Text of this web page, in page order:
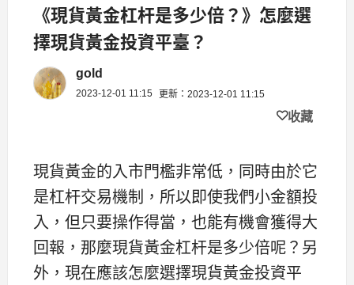
《現貨黃金杠杆是多少倍？》怎麼選
擇現貨黃金投資平臺？
gold
2023-12-01 11:15 更新：2023-12-01 11:15
收藏
現貨黃金的入市門檻非常低，同時由於它
是杠杆交易機制，所以即使我們小金額投
入，但只要操作得當，也能有機會獲得大
回報，那麼現貨黃金杠杆是多少倍呢？另
外，現在應該怎麼選擇現貨黃金投資平